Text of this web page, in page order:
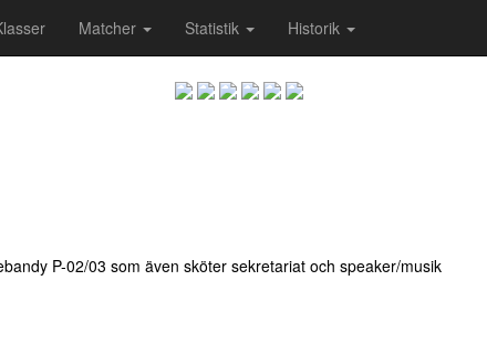
Matcher Statistik Historik
P-02/03 som även sköter sekretariat och speaker/musik